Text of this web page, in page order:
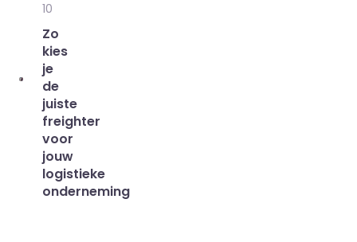
10
Zo
kies
je
de
juiste
freighter
voor
jouw
logistieke
onderneming